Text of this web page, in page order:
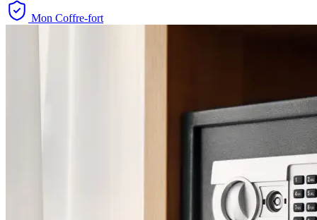
Mon Coffre-fort